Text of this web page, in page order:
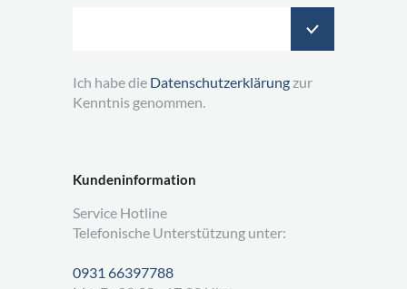
Kundeninformation
Service Hotline
Telefonische Unterstützung unter:
0931 66397788
Ich habe die Datenschutzerklärung zur
Kenntnis genommen.